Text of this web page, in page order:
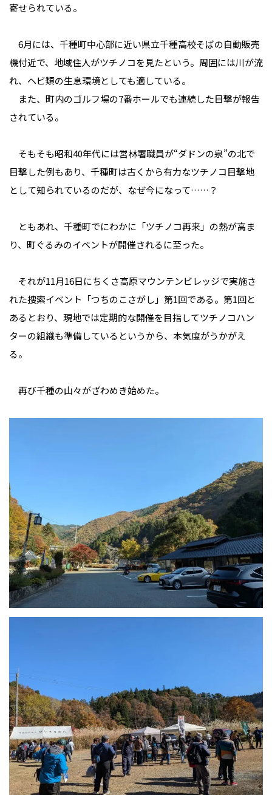
寄せられている。
6月には、千種町中心部に近い県立千種高校そばの自動販売
機付近で、地域住人がツチノコを見たという。周囲には川が流
れ、ヘビ類の生息環境としても適している。
また、町内のゴルフ場の7番ホールでも連続した目撃が報告
されている。
そもそも昭和40年代には営林署職員が“ダドンの泉”の北で
目撃した例もあり、千種町は古くから有力なツチノコ目撃地
として知られているのだが、なぜ今になって……？
ともあれ、千種町でにわかに「ツチノコ再来」の熱が高ま
り、町ぐるみのイベントが開催されるに至った。
それが11月16日にちくさ高原マウンテンビレッジで実施さ
れた捜索イベント「つちのこさがし」第1回である。第1回と
あるとおり、現地では定期的な開催を目指してツチノコハン
ターの組織も準備しているというから、本気度がうかがえ
る。
再び千種の山々がざわめき始めた。